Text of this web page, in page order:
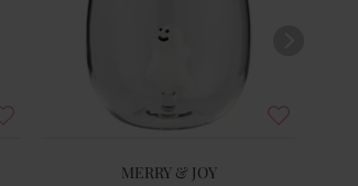
MERRY & JOY